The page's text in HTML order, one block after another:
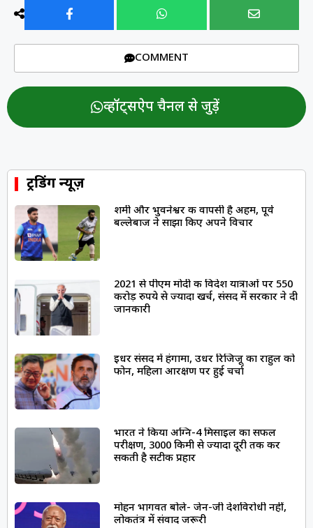
COMMENT
व्हॉट्सऐप चैनल से जुड़ें
ट्रेंडिंग न्यूज़
शमी और भुवनेश्वर की वापसी है अहम, पूर्व
बल्लेबाज ने साझा किए अपने विचार
2021 से पीएम मोदी की विदेश यात्राओं पर 550
करोड़ रुपये से ज्यादा खर्च, संसद में सरकार ने दी
जानकारी
इधर संसद में हंगामा, उधर रिजिजू का राहुल को
फोन, महिला आरक्षण पर हुई चर्चा
भारत ने किया अग्नि-4 मिसाइल का सफल
परीक्षण, 3000 किमी से ज्यादा दूरी तक कर
सकती है सटीक प्रहार
मोहन भागवत बोले- जेन-जी देशविरोधी नहीं,
लोकतंत्र में संवाद जरूरी